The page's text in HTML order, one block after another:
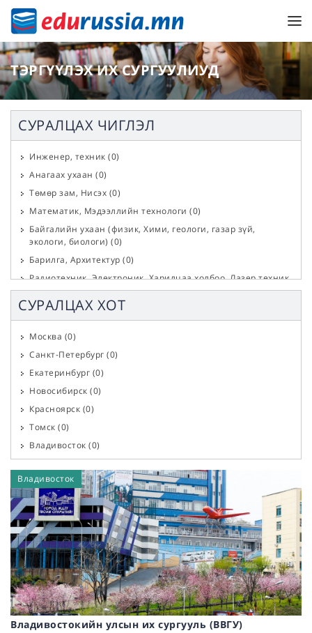
ТЭРГҮҮЛЭХ ИХ СУРГУУЛИУД
СУРАЛЦАХ ЧИГЛЭЛ
Инженер, техник (0)
Анагаах ухаан (0)
Төмөр зам, Нисэх (0)
Математик, Мэдээллийн технологи (0)
Байгалийн ухаан (физик, Хими, геологи, газар зүй,
экологи, биологи) (0)
Барилга, Архитектур (0)
Радиотехник, Электроник, Харилцаа холбоо, Лазер техник
(0)
Эрчим хүч, Цахилгаан, Дулаан
Физик, Хими, Цөмийн технологи, Атомын станц
Хүнсний технологи
Байгаль орчны менежмент
Уул уурхай, Нефть, Газ, Газар, Геодези
Нанотехнологи, наноматериалууд, Инноваци
Хөнгөн үйлдвэрлэл (даавуу, хэвлэл, загвар г.м.)
Хөдөө аж ахуй, Агрономи, Мал эмнэлэг, Зоотехник
Сэтгэл судлал, сэтгүүл зүй(0)
Эдийн засаг, Менежмент, Хүний нөөц, Маркетинг
Төрийн удирдлага, ОУХарилцаа, Улс төр, Социологи
Худалдаа, Бараа судлал,(0)
Хууль, Эрх зүй(0)
Реклам, Олон нийттэй харилцах, ТВ, Радио(0)
Аялал жуулчлал, Зочид буудал, Ресторан(0)
Боловсрол ба сургах хүмүүжүүлэх(0)
Түүх, Археологи, Архив, Антропологи(0)
СУРАЛЦАХ ХОТ
Москва (0)
Санкт-Петербург (0)
Екатеринбург (0)
Новосибирск (0)
Красноярск (0)
Томск (0)
Владивосток (0)
Горно-Алтайск(0)
Хабаровск
0)
Якутск(0)
Кызыл(0)
Ростов-на-Дону(0)
Улаан-Үүд(0)
Эрхүү(0)
Барнаул(0)
Архангельск(0)
Элиста(0)
Владивостокийн улсын их сургууль (ВВГУ)
Владивосток